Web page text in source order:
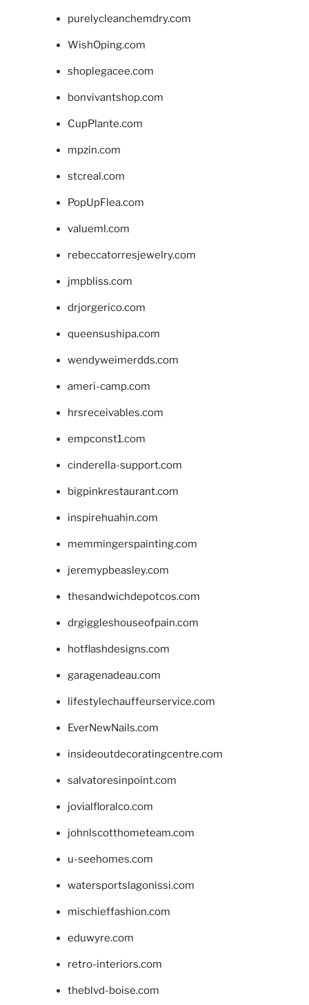
purelycleanchemdry.com
WishOping.com
shoplegacee.com
bonvivantshop.com
CupPlante.com
mpzin.com
stcreal.com
PopUpFlea.com
valueml.com
rebeccatorresjewelry.com
jmpbliss.com
drjorgerico.com
queensushipa.com
wendyweimerdds.com
ameri-camp.com
hrsreceivables.com
empconst1.com
cinderella-support.com
bigpinkrestaurant.com
inspirehuahin.com
memmingerspainting.com
jeremypbeasley.com
thesandwichdepotcos.com
drgiggleshouseofpain.com
hotflashdesigns.com
garagenadeau.com
lifestylechauffeurservice.com
EverNewNails.com
insideoutdecoratingcentre.com
salvatoresinpoint.com
jovialfloralco.com
johnlscotthometeam.com
u-seehomes.com
watersportslagonissi.com
mischieffashion.com
eduwyre.com
retro-interiors.com
theblvd-boise.com